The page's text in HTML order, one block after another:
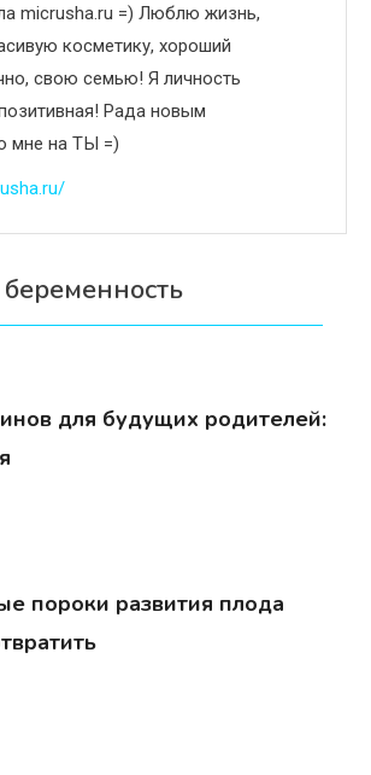
micrusha.ru =) Люблю жизнь,
косметику, хороший
свою семью! Я личность
Рада новым
мне на ТЫ =)
для будущих родителей:
пороки развития плода